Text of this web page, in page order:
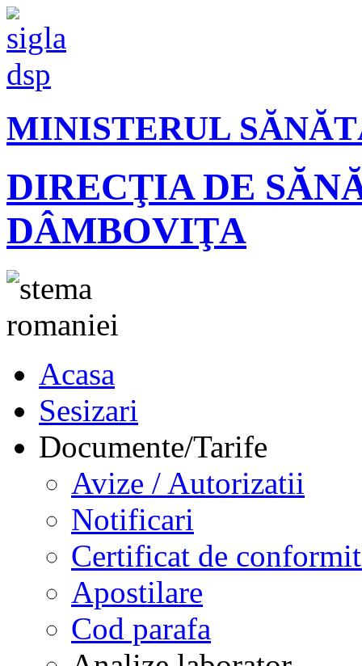
MINISTERUL
DIRECŢIA DE
DÂMBOVIŢA
Acasa
Sesizari
Documente/Tarife
Avize / Autorizatii
Notificari
Certificat de
Apostilare
Cod parafa